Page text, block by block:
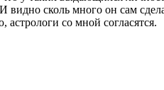
видно сколь много он сам
со мной согласятся.